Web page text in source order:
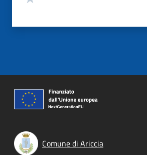
Comune di Ariccia